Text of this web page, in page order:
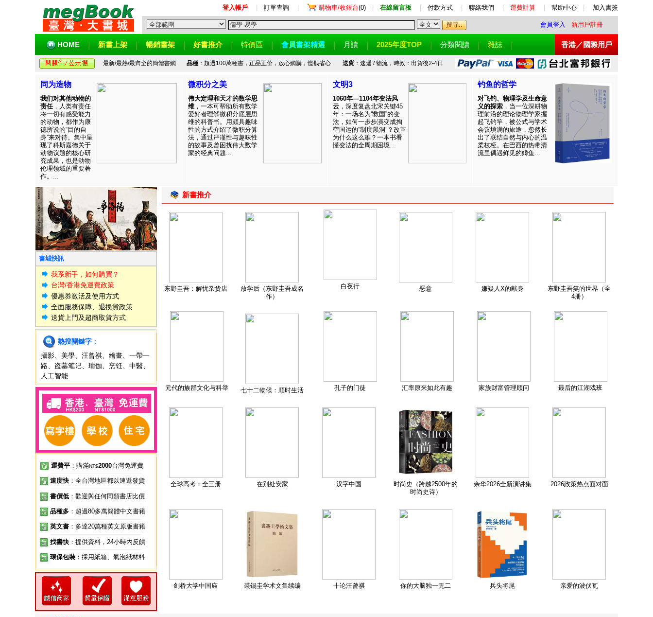
登入帳戶 訂單查詢 購物車/收銀台(0) 在線留言板 付款方式 聯絡我們 運費計算 幫助中心 加入書簽
會員登入 新用戶註冊
HOME 新書上架 暢銷書架 好書推介 特價區 會員書架精選 月讀 2025年度TOP 分類閱讀 雜誌 香港／國際用戶
最新/最熱/最齊全的簡體書網 品種：超過100萬種書，正品正价，放心網購，悭钱省心 送貨：速遞 / 物流，時效：出貨後2-4日
同为造物
我们对其他动物的
责任，人类有责任
将一切有感受能力
的动物，都作为康
德所说的“目的自
身”来对待。集中呈
现了科斯嘉德关于
动物议题的核心研
究成果，也是动物
伦理领域的重要著
作。...
微积分之美
伟大定理和天才的数学思
维 ，一本可帮助所有数学
爱好者理解微积分底层思
维的科普书。用颇具趣味
性的方式介绍了微积分算
法，通过严谨性与趣味性
的故事及曾困扰伟大数学
家的经典问题...
文明3
1060年—1104年变法风
云 ，深度复盘北宋关键45
年：一场名为“救国”的变
法，如何一步步演变成掏
空国运的“制度黑洞”？改革
为什么这么难？一本书看
懂变法的全周期困境...
钓鱼的哲学
对飞钓、物理学及生命意
义的探索 ，当一位深耕物
理前沿的理论物理学家握
起飞钓竿，被公式与学术
会议填满的旅途，忽然长
出了联结自然与内心的温
柔枝桠。在巴西的热带清
流里偶遇鲜见的鳟鱼...
書城快訊
我系新手，如何購買？
台灣/香港免運費政策
優惠券激活及使用方式
全面服務保障、退換貨政策
送貨上門及超商取貨方式
熱搜關鍵字 ：
攝影
美學 汪曾祺 繪畫
一帶一
路
盗墓笔记 瑜伽 烹饪 中醫
人工智能
運費平 ：購滿NT$2000台灣免運費
速度快 ：全台灣地區都以速遞發貨
書價低 ：歡迎與任何同類書店比價
品種多 ：超過80多萬簡體中文書籍
英文書 ：多達20萬種英文原版書籍
找書快 ：提供資料，24小時內反饋
環保包裝 ：採用紙箱、氣泡紙材料
新書推介
东野圭吾：解忧杂货店
放学后（东野圭吾成名
作）
白夜行 恶意 嫌疑人X的献身
东野圭吾笑的世界（全
4册）
元代的族群文化与科举 七十二物候：顺时生活 孔子的门徒 汇率原来如此有趣 家族财富管理顾问 最后的江湖戏班
全球高考：全三册 在别处安家 汉字中国
时尚史（跨越2500年的
时尚史诗）
余华2026全新演讲集 2026政策热点面对面
剑桥大学中国庙 裘锡圭学术文集续编 十论汪曾祺 你的大脑独一无二 兵头将尾 亲爱的波伏瓦